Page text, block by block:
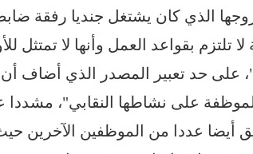
الذي كان يشتغل جنديا رفقة
تلتزم بقواعد العمل وأنها لا تمتثل
على حد تعبير المصدر الذي أضاف
على نشاطها النقابي"،
أيضا عددا من الموظفين الآخرين